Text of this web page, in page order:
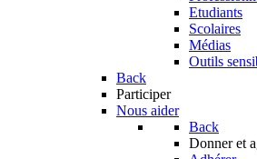
Etudiants
Scolaires
Médias
Outils
Back
Participer
Nous aider
Back
Donner et